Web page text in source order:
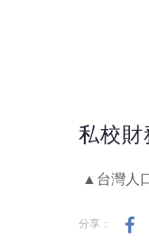
私校
▲台灣人
分享：